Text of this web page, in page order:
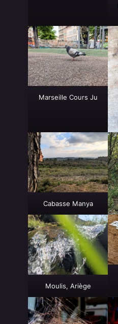
Marseille Cours Ju
Cabasse Manya
Moulis, Ariège